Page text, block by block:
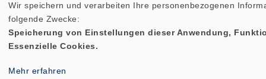
Wir speichern und verarbeiten Ihre personenbezogenen
folgende Zwecke:
Speicherung von Einstellungen dieser Anwendung,
Essenzielle Cookies.
Mehr erfahren